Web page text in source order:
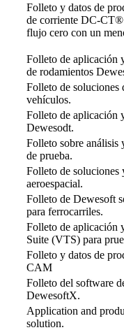
Folleto y datos de
de corriente DC-CT®
flujo cero con un
Folleto de aplicación
de rodamientos
Folleto de
vehículos.
Folleto de aplicación
Dewesodt.
Folleto sobre análisis
de prueba.
Folleto de soluciones
aeroespacial.
Folleto de Dewesoft
para ferrocarriles.
Folleto de aplicación
Suite (VTS) para
Folleto y datos de
CAM
Folleto del software
DewesoftX.
Application and
solution.